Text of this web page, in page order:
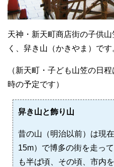
天神・新天町商店街の子供
く、舁き山（かきやま）です
（新天町・子ども山笠の日
時の予定です）
舁き山と飾り山
昔の山（明治以前）は現
15m）で博多の街を走っ
も半ば頃、その頃、市内